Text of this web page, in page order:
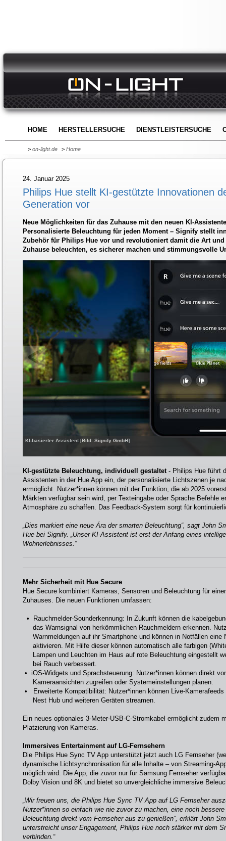
HOME HERSTELLERSUCHE DIENSTLEISTERSUCHE
> on-light.de > Home
24. Januar 2025
Philips Hue stellt KI-gestützte Innovationen
Generation vor
Neue Möglichkeiten für das Zuhause mit den neuen KI-
Personalisierte Beleuchtung für jeden Moment – Signify stellt
Zubehör für Philips Hue vor und revolutioniert damit die Art
Zuhause beleuchten, es sicherer machen und stimmungsvolle
KI-basierter Assistent [Bild: Signify GmbH]
KI-gestützte Beleuchtung, individuell gestaltet - Philips Hue führt
Assistenten in der Hue App ein, der personalisierte Lichtszenen je
ermöglicht. Nutzer*innen können mit der Funktion, die ab 2025
Märkten verfügbar sein wird, per Texteingabe oder Sprache Befehle
Atmosphäre zu schaffen. Das Feedback-System sorgt für
„Dies markiert eine neue Ära der smarten Beleuchtung“, sagt John
Hue bei Signify. „Unser KI-Assistent ist erst der Anfang eines
Wohnerlebnisses.“
Mehr Sicherheit mit Hue Secure
Hue Secure kombiniert Kameras, Sensoren und Beleuchtung für
Zuhauses. Die neuen Funktionen umfassen:
• Rauchmelder-Sounderkennung: In Zukunft können die
das Warnsignal von herkömmlichen Rauchmeldern erkennen.
Warnmeldungen auf ihr Smartphone und können in Notfällen eine
aktivieren. Mit Hilfe dieser können automatisch alle farbigen
Lampen und Leuchten im Haus auf rote Beleuchtung eingestellt
bei Rauch verbessert.
• iOS-Widgets und Sprachsteuerung: Nutzer*innen können direkt
Kameraansichten zugreifen oder Systemeinstellungen planen.
• Erweiterte Kompatibilität: Nutzer*innen können Live-
Nest Hub und weiteren Geräten streamen.
Ein neues optionales 3-Meter-USB-C-Stromkabel ermöglicht zudem
Platzierung von Kameras.
Immersives Entertainment auf LG-Fernsehern
Die Philips Hue Sync TV App unterstützt jetzt auch LG Fernseher
dynamische Lichtsynchronisation für alle Inhalte – von Streaming-
möglich wird. Die App, die zuvor nur für Samsung Fernseher
Dolby Vision und 8K und bietet so unvergleichliche immersive
„Wir freuen uns, die Philips Hue Sync TV App auf LG Fernseher
Nutzer*innen so einfach wie nie zuvor zu machen, eine noch
Beleuchtung direkt vom Fernseher aus zu genießen“, erklärt John
unterstreicht unser Engagement, Philips Hue noch stärker mit dem
verbinden.“